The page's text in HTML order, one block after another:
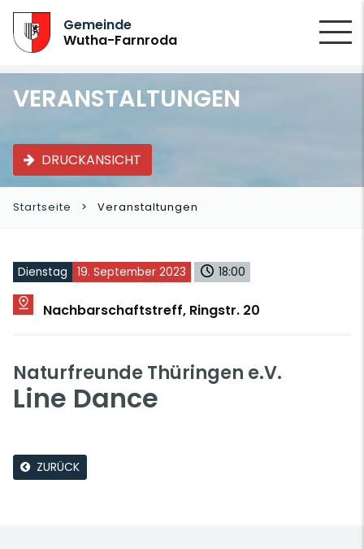
Gemeinde
Wutha-Farnroda
VERANSTALTUNGEN
DRUCKANSICHT
Startseite Veranstaltungen
Dienstag 19. September 2023 18:00
Nachbarschaftstreff, Ringstr. 20
Naturfreunde Thüringen e.V.
Line Dance
ZURÜCK